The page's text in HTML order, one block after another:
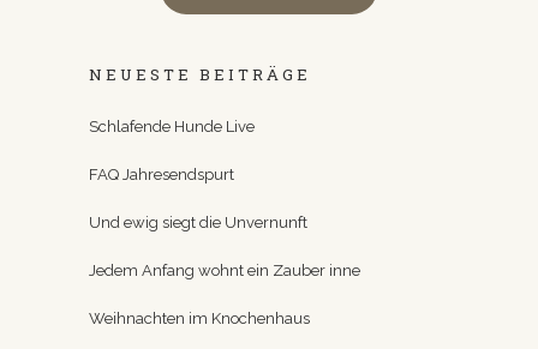
NEUESTE BEITRÄGE
Schlafende Hunde Live
FAQ Jahresendspurt
Und ewig siegt die Unvernunft
Jedem Anfang wohnt ein Zauber inne
Weihnachten im Knochenhaus